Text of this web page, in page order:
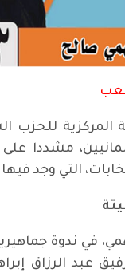
المركزية للحزب
مشددا
التي وجد
عبد الرزاق